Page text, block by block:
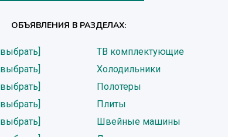
ОБЪЯВЛЕНИЯ В РАЗДЕЛАХ:
[выбрать] ТВ комплектующие
[выбрать] Холодильники
[выбрать] Полотеры
[выбрать] Плиты
[выбрать] Швейные машины